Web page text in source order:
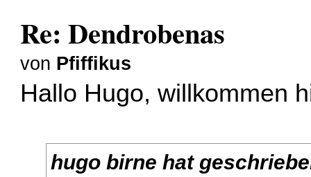
Re: Dendrobenas
von Pfiffikus
Hallo Hugo, willkommen
hugo birne hat